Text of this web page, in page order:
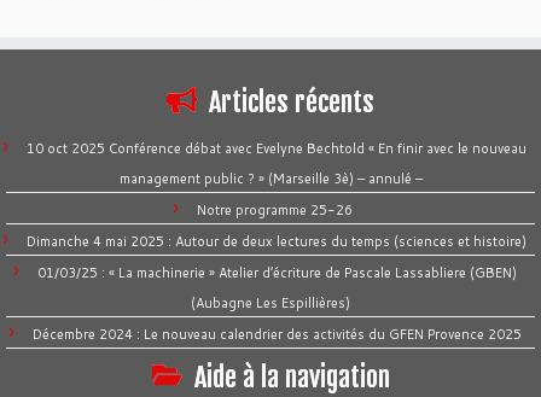
Articles récents
10 oct 2025 Conférence débat avec Evelyne Bechtold « En finir avec le nouveau
management public ? » (Marseille 3è) – annulé –
Notre programme 25-26
Dimanche 4 mai 2025 : Autour de deux lectures du temps (sciences et histoire)
01/03/25 : « La machinerie » Atelier d’écriture de Pascale Lassabliere (GBEN)
(Aubagne Les Espillières)
Décembre 2024 : Le nouveau calendrier des activités du GFEN Provence 2025
Aide à la navigation